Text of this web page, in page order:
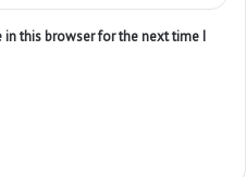
in this browser for the next time I